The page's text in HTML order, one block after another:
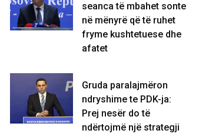
seanca të mbahet sonte
në mënyrë që të ruhet
fryme kushtetuese dhe
afatet
Gruda paralajmëron
ndryshime te PDK-ja:
Prej nesër do të
ndërtojmë një strategji